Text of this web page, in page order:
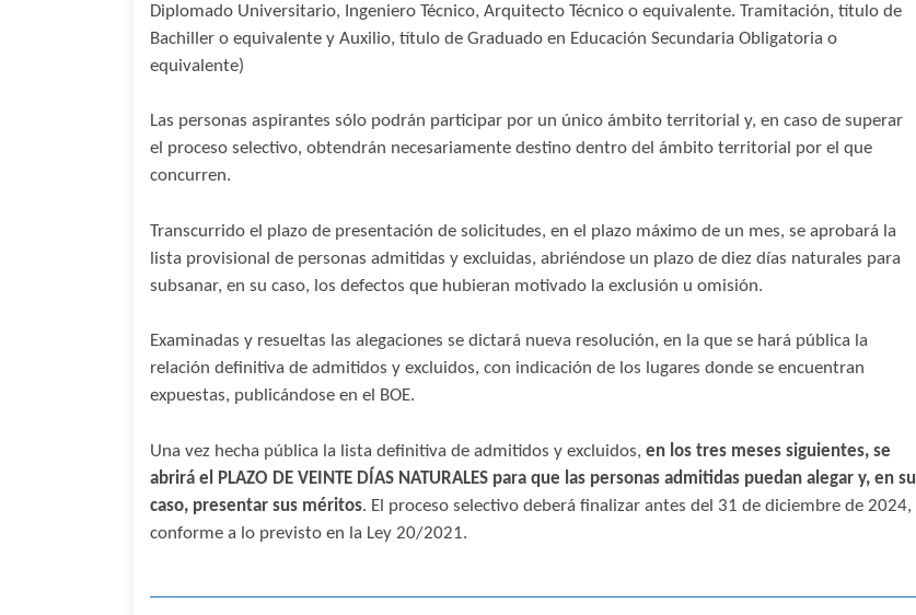
Diplomado Universitario, Ingeniero Técnico, Arquitecto Técnico o equivalente. Tramitación, título de
Bachiller o equivalente y Auxilio, título de Graduado en Educación Secundaria Obligatoria o
equivalente)
Las personas aspirantes sólo podrán participar por un único ámbito territorial y, en caso de superar
el proceso selectivo, obtendrán necesariamente destino dentro del ámbito territorial por el que
concurren.
Transcurrido el plazo de presentación de solicitudes, en el plazo máximo de un mes, se aprobará la
lista provisional de personas admitidas y excluidas, abriéndose un plazo de diez días naturales para
subsanar, en su caso, los defectos que hubieran motivado la exclusión u omisión.
Examinadas y resueltas las alegaciones se dictará nueva resolución, en la que se hará pública la
relación definitiva de admitidos y excluidos, con indicación de los lugares donde se encuentran
expuestas, publicándose en el BOE.
Una vez hecha pública la lista definitiva de admitidos y excluidos, en los tres meses siguientes, se
abrirá el PLAZO DE VEINTE DÍAS NATURALES para que las personas admitidas puedan alegar y, en su
caso, presentar sus méritos. El proceso selectivo deberá finalizar antes del 31 de diciembre de 2024,
conforme a lo previsto en la Ley 20/2021.